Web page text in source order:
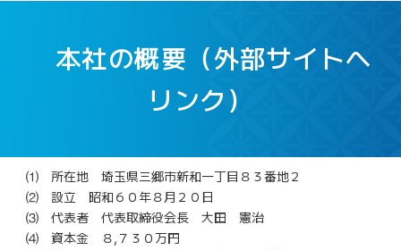
本社の概要（外部サイトへ
リンク）
⑴ 所在地 埼玉県三郷市新和一丁目８３番地２
⑵ 設立 昭和６０年８月２０日
⑶ 代表者 代表取締役会長 大田 憲治
⑷ 資本金 ８,７３０万円